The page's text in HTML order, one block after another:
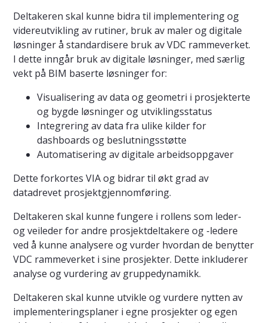
Deltakeren skal kunne bidra til implementering og
videreutvikling av rutiner, bruk av maler og digitale
løsninger å standardisere bruk av VDC rammeverket.
I dette inngår bruk av digitale løsninger, med særlig
vekt på BIM baserte løsninger for:
Visualisering av data og geometri i prosjekterte
og bygde løsninger og utviklingsstatus
Integrering av data fra ulike kilder for
dashboards og beslutningsstøtte
Automatisering av digitale arbeidsoppgaver
Dette forkortes VIA og bidrar til økt grad av
datadrevet prosjektgjennomføring.
Deltakeren skal kunne fungere i rollens som leder-
og veileder for andre prosjektdeltakere og -ledere
ved å kunne analysere og vurder hvordan de benytter
VDC rammeverket i sine prosjekter. Dette inkluderer
analyse og vurdering av gruppedynamikk.
Deltakeren skal kunne utvikle og vurdere nytten av
implementeringsplaner i egne prosjekter og egen